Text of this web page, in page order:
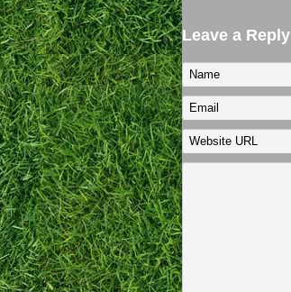
Leave a Reply